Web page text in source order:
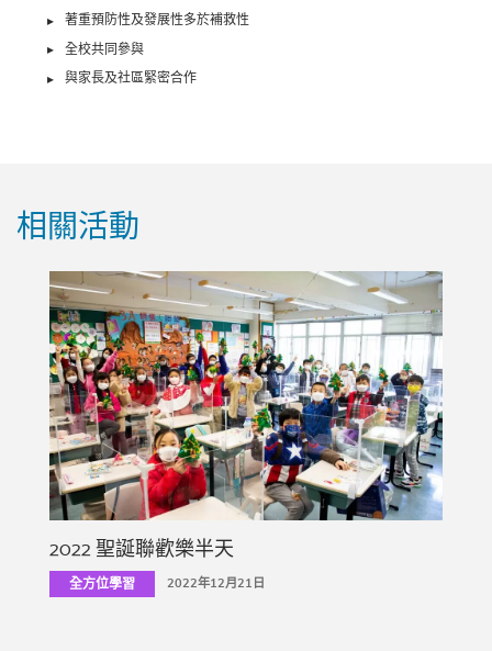
著重預防性及發展性多於補救性
全校共同參與
與家長及社區緊密合作
相關活動
2022 聖誕聯歡樂半天
全方位學習 2022年12月21日